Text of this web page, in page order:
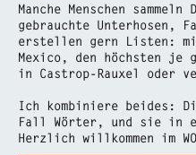
Manche Menschen
gebrauchte Unterhosen,
erstellen gern Listen: mit
Mexico, den höchsten je
in Castrop-Rauxel oder
Ich kombiniere beides:
Fall Wörter, und sie in
Herzlich willkommen im